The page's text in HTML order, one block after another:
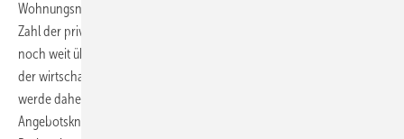
Wohnungsneubau in erheblicher Größenordnung benötigt wird. Die
Zahl der privaten Haushalte wächst nämlich nach allen Prognosen
noch weit über das Jahr 2010 hinaus. Insbesondere in den Zentren
der wirtschaftlichen Entwicklung (einschließlich der Umlandregionen)
werde daher zusätzlicher Neubau dringend benötigt, um
Angebotsknappheiten - und damit drohende Miet- und